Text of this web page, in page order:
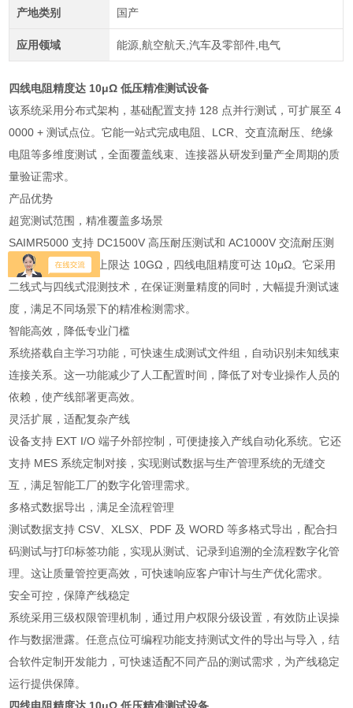
产地类别 国产
应用领域 能源,航空航天,汽车及零部件,电气
四线电阻精度达 10μΩ 低压精准测试设备
该系统采用分布式架构，基础配置支持 128 点并行测试，可扩展至 4
0000 + 测试点位。它能一站式完成电阻、LCR、交直流耐压、绝缘
电阻等多维度测试，全面覆盖线束、连接器从研发到量产全周期的质
量验证需求。
产品优势
超宽测试范围，精准覆盖多场景
SAIMR5000 支持 DC1500V 高压耐压测试和 AC1000V 交流耐压测
试，绝缘电阻测试上限达 10GΩ，四线电阻精度可达 10μΩ。它采用
二线式与四线式混测技术，在保证测量精度的同时，大幅提升测试速
度，满足不同场景下的精准检测需求。
智能高效，降低专业门槛
系统搭载自主学习功能，可快速生成测试文件组，自动识别未知线束
连接关系。这一功能减少了人工配置时间，降低了对专业操作人员的
依赖，使产线部署更高效。
灵活扩展，适配复杂产线
设备支持 EXT I/O 端子外部控制，可便捷接入产线自动化系统。它还
支持 MES 系统定制对接，实现测试数据与生产管理系统的无缝交
互，满足智能工厂的数字化管理需求。
多格式数据导出，满足全流程管理
测试数据支持 CSV、XLSX、PDF 及 WORD 等多格式导出，配合扫
码测试与打印标签功能，实现从测试、记录到追溯的全流程数字化管
理。这让质量管控更高效，可快速响应客户审计与生产优化需求。
安全可控，保障产线稳定
系统采用三级权限管理机制，通过用户权限分级设置，有效防止误操
作与数据泄露。任意点位可编程功能支持测试文件的导出与导入，结
合软件定制开发能力，可快速适配不同产品的测试需求，为产线稳定
运行提供保障。